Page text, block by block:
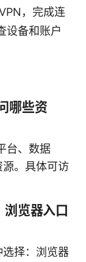
，完成连
设备和账户
哪些资
台、数据
。具体可访
浏览器入口
择：浏览器